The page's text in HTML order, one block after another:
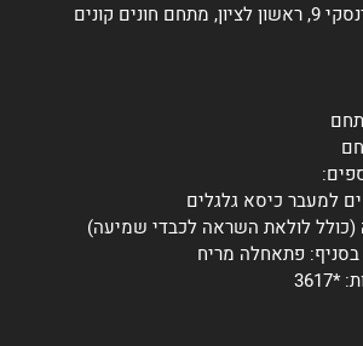
קונים
למעבר כיסא גלגלים
(כולל לולאת השראה לכבדי שמיעה)
בסניף: פתאחלה מריח